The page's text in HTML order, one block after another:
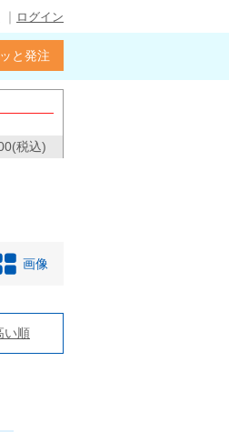
ログイン
と発注
(税込)
画像
い順